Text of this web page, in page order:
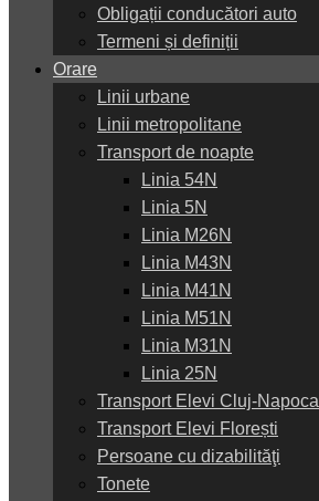
Obligații conducători auto
Termeni și definiții
Orare
Linii urbane
Linii metropolitane
Transport de noapte
Linia 54N
Linia 5N
Linia M26N
Linia M43N
Linia M41N
Linia M51N
Linia M31N
Linia 25N
Transport Elevi Cluj-Napoca
Transport Elevi Florești
Persoane cu dizabilităţi
Tonete